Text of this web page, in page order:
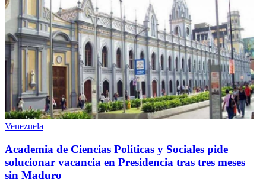
Venezuela
Academia de Ciencias Políticas y Sociales pide
solucionar vacancia en Presidencia tras tres meses
sin Maduro